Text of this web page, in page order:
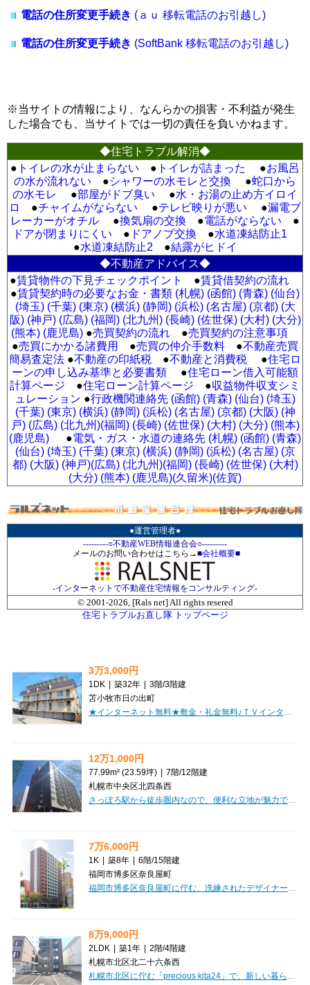
電話の住所変更手続き (ａｕ 移転電話のお引越し)
電話の住所変更手続き (SoftBank 移転電話のお引越し)
※当サイトの情報により、なんらかの損害・不利益が発生
した場合でも、当サイトでは一切の責任を負いかねます。
◆住宅トラブル解消◆
● トイレの水が止まらない ● トイレが詰まった ●お風呂
の水が流れない ●シャワーの水モレと交換 ●蛇口から
の水モレ
●部屋がドブ臭い ●水・お湯の止め方イロイ
ロ
●チャイムがならない ●テレビ映りが悪い ●漏電ブ
レーカーがオチル ●換気扇の交換 ●電話がならない ●
ドアが閉まりにくい ● ドアノブ交換 ●水道凍結防止1
●水道凍結防止2 ●結露がヒドイ
◆不動産アドバイス◆
●賃貸物件の下見チェックポイント ●賃貸借契約の流れ
●賃貸契約時の必要なお金・書類 (札幌) (函館) (青森) (仙台)
(埼玉) (千葉) (東京) (横浜) (静岡) (浜松) (名古屋) (京都) (大
阪) (神戸) (広島) (福岡) (北九州) (長崎) (佐世保) (大村) (大分)
(熊本) (鹿児島) ●売買契約の流れ ●売買契約の注意事項
●売買にかかる諸費用 ●売買の仲介手数料 ●不動産売買
簡易査定法 ●不動産の印紙税 ●不動産と消費税 ●住宅ロ
ーンの申し込み基準と必要書類 ●住宅ローン借入可能額
計算ページ ●住宅ローン計算ページ ●収益物件収支シミ
ュレーション ●行政機関連絡先 (函館) (青森) (仙台) (埼玉)
(千葉) (東京) (横浜) (静岡) (浜松) (名古屋) (京都) (大阪) (神
戸) (広島) (北九州)(福岡) (長崎) (佐世保) (大村) (大分) (熊本)
(鹿児島) ●電気・ガス・水道の連絡先 (札幌) (函館) (青森)
(仙台) (埼玉) (千葉) (東京) (横浜) (静岡) (浜松) (名古屋) (京
都) (大阪) (神戸)(広島) (北九州)(福岡) (長崎) (佐世保) (大村)
(大分) (熊本) (鹿児島)(久留米)(佐賀)
●運営管理者●
---------○不動産WEB情報連合会○---------
メールのお問い合わせはこちら→■会社概要■
-インターネットで不動産住宅情報をコンサルティング-
© 2001-2026, [Rals net] All rights resered
住宅トラブルお直し隊 トップページ
3万3,000円
1DK | 築32年 | 3階/3階建
苫小牧市日の出町
12万1,000円
77.99m² (23.59坪) | 7階/12階建
札幌市中央区北四条西
7万6,000円
1K | 築8年 | 6階/15階建
福岡市博多区奈良屋町
8万9,000円
2LDK | 築1年 | 2階/4階建
札幌市北区北二十六条西